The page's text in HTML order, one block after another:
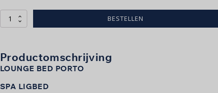
Lounge
Bed
BESTELLEN
Productomschrijving
LOUNGE BED PORTO
SPA LIGBED